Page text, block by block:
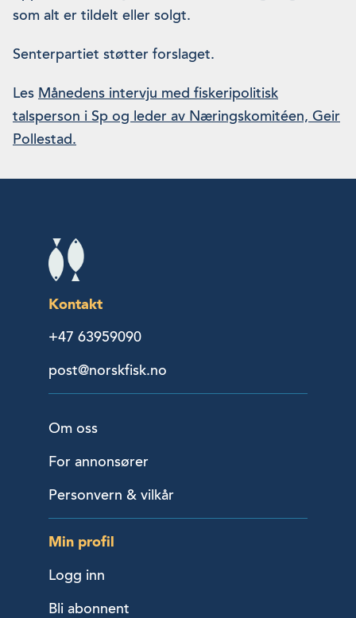
som alt er tildelt eller solgt.
Senterpartiet støtter forslaget.
Les Månedens intervju med fiskeripolitisk
talsperson i Sp og leder av Næringskomitéen, Geir
Pollestad.
Kontakt
+47 63959090
post@norskfisk.no
Om oss
For annonsører
Personvern & vilkår
Min profil
Logg inn
Bli abonnent